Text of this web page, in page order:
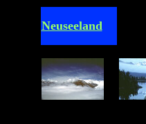
Neuseeland